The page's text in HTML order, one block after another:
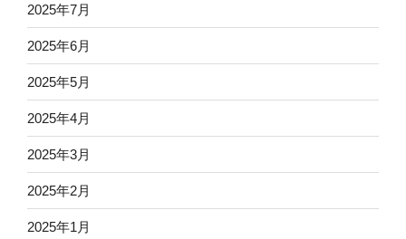
2025年7月
2025年6月
2025年5月
2025年4月
2025年3月
2025年2月
2025年1月